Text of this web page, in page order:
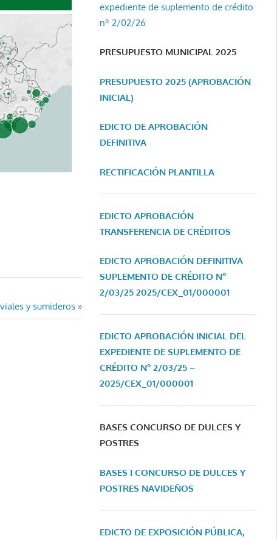
y sumideros
expediente de suplemento de crédito
nº 2/02/26
PRESUPUESTO MUNICIPAL 2025
PRESUPUESTO 2025 (APROBACIÓN
INICIAL)
EDICTO DE APROBACIÓN
DEFINITIVA
RECTIFICACIÓN PLANTILLA
EDICTO APROBACIÓN
TRANSFERENCIA DE CRÉDITOS
EDICTO APROBACIÓN DEFINITIVA
SUPLEMENTO DE CRÉDITO Nº
2/03/25 2025/CEX_01/000001
EDICTO APROBACIÓN INICIAL DEL
EXPEDIENTE DE SUPLEMENTO DE
CRÉDITO Nº 2/03/25 –
2025/CEX_01/000001
BASES CONCURSO DE DULCES Y
POSTRES
BASES I CONCURSO DE DULCES Y
POSTRES NAVIDEÑOS
EDICTO DE EXPOSICIÓN PÚBLICA,